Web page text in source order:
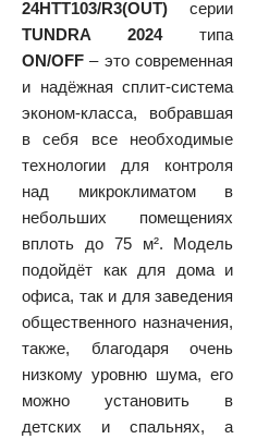
24HTT103/R3(OUT) серии
TUNDRA 2024типа
ON/OFF – это современная
и надёжная сплит-система
эконом-класса, вобравшая
в себя все необходимые
технологии для контроля
над микроклиматом в
небольших помещениях
вплоть до 75 м². Модель
подойдёт как для дома и
офиса, так и для заведения
общественного назначения,
также, благодаря очень
низкому уровню шума, его
можно установить в
детских и спальнях, а